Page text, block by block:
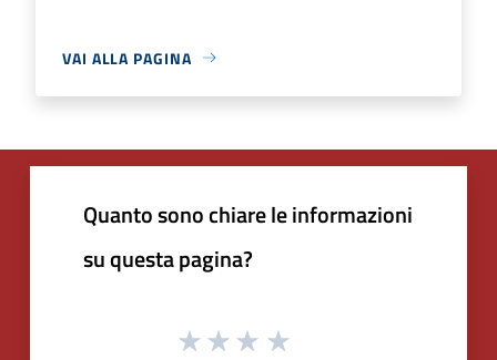
VAI ALLA PAGINA
Quanto sono chiare le informazioni
su questa pagina?